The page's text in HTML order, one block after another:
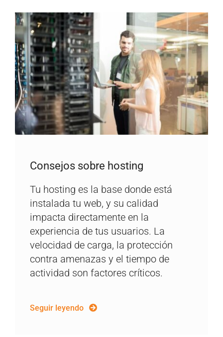
Consejos sobre hosting
Tu hosting es la base donde está
instalada tu web, y su calidad
impacta directamente en la
experiencia de tus usuarios. La
velocidad de carga, la protección
contra amenazas y el tiempo de
actividad son factores críticos.
Seguir leyendo